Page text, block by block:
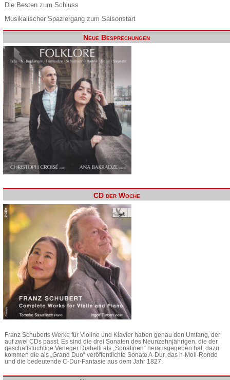
Die Besten zum Schluss
Musikalischer Spaziergang zum Saisonstart
Neue Besprechungen
CD der Woche
Franz Schuberts Werke für Violine und Klavier haben genau den Umfang, der
auf zwei CDs passt. Es sind die drei Sonaten des Neunzehnjährigen, die der
geschäftstüchtige Verleger Diabelli als „Sonatinen“ herausgegeben hat, dazu
kommen die als „Grand Duo“ veröffentlichte Sonate A-Dur, das h-Moll-Rondo
und die bedeutende C-Dur-Fantasie aus dem Jahr 1827.